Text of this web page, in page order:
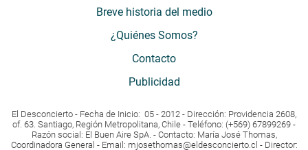
Breve historia del medio
¿Quiénes Somos?
Contacto
Publicidad
El Desconcierto - Fecha de Inicio: 05 - 2012 - Dirección: Providencia 2608,
of. 63. Santiago, Región Metropolitana, Chile - Teléfono: (+569) 67899269 -
Razón social: El Buen Aire SpA. - Contacto: María José Thomas,
Coordinadora General - Email: mjosethomas@eldesconcierto.cl - Director: